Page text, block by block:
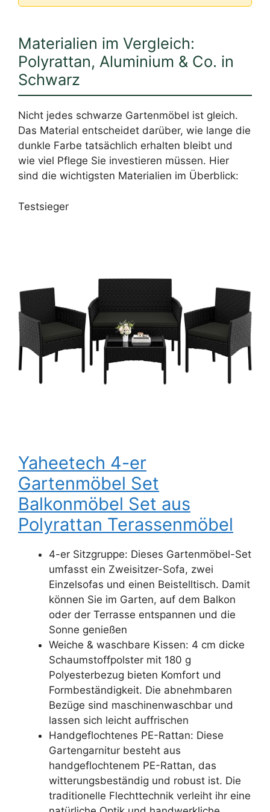
Materialien im Vergleich:
Polyrattan, Aluminium & Co. in
Schwarz
Nicht jedes schwarze Gartenmöbel ist gleich.
Das Material entscheidet darüber, wie lange die
dunkle Farbe tatsächlich erhalten bleibt und
wie viel Pflege Sie investieren müssen. Hier
sind die wichtigsten Materialien im Überblick:
Testsieger
Yaheetech 4-er
Gartenmöbel Set
Balkonmöbel Set aus
Polyrattan Terassenmöbel
4-er Sitzgruppe: Dieses Gartenmöbel-Set
umfasst ein Zweisitzer-Sofa, zwei
Einzelsofas und einen Beistelltisch. Damit
können Sie im Garten, auf dem Balkon
oder der Terrasse entspannen und die
Sonne genießen
Weiche & waschbare Kissen: 4 cm dicke
Schaumstoffpolster mit 180 g
Polyesterbezug bieten Komfort und
Formbeständigkeit. Die abnehmbaren
Bezüge sind maschinenwaschbar und
lassen sich leicht auffrischen
Handgeflochtenes PE-Rattan: Diese
Gartengarnitur besteht aus
handgeflochtenem PE-Rattan, das
witterungsbeständig und robust ist. Die
traditionelle Flechttechnik verleiht ihr eine